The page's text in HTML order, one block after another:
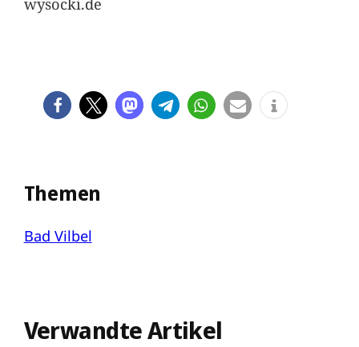
Themen
Bad Vilbel
Verwandte Artikel